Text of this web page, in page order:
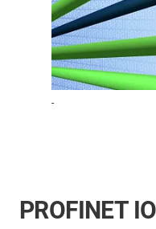
-
PROFINET